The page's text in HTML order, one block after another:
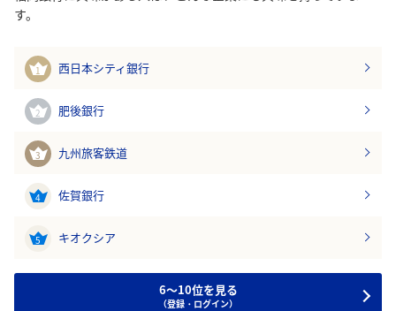
す。
1 西日本シティ銀行
2 肥後銀行
3 九州旅客鉄道
4 佐賀銀行
5 キオクシア
6～10位を見る
（登録・ログイン）